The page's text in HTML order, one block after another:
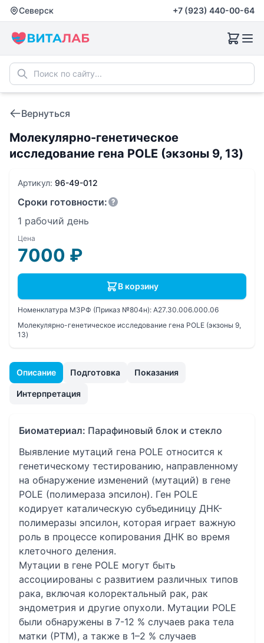
Северск +7 (923) 440-00-64
Вернуться
Молекулярно-генетическое
исследование гена POLE (экзоны 9, 13)
Описание Подготовка Показания
Интерпретация
Биоматериал: Парафиновый блок и стекло
Выявление мутаций гена POLE относится к
генетическому тестированию, направленному
на обнаружение изменений (мутаций) в гене
POLE (полимераза эпсилон). Ген POLE
кодирует каталическую субъединицу ДНК-
полимеразы эпсилон, которая играет важную
роль в процессе копирования ДНК во время
клеточного деления.
Мутации в гене POLE могут быть
ассоциированы с развитием различных типов
рака, включая колоректальный рак, рак
эндометрия и другие опухоли. Мутации POLE
были обнаружены в 7-12 % случаев рака тела
матки (РТМ), а также в 1–2 % случаев
Артикул: 96-49-012
Сроки готовности:
1 рабочий день
Цена
7000 ₽
В корзину
Номенклатура МЗРФ (Приказ №804н): A27.30.006.000.06
Молекулярно-генетическое исследование гена POLE (экзоны 9,
13)